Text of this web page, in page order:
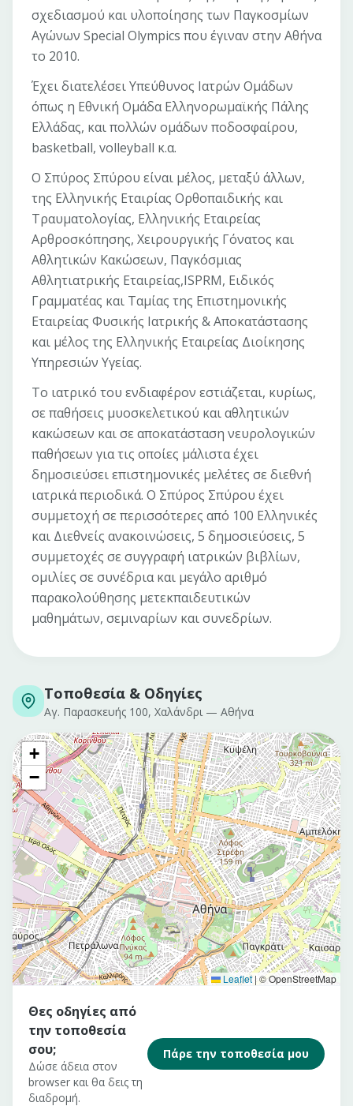
σχεδιασμού και υλοποίησης των Παγκοσμίων
Αγώνων Special Olympics που έγιναν στην Αθήνα
το 2010.
Έχει διατελέσει Υπεύθυνος Ιατρών Ομάδων
όπως η Εθνική Ομάδα Ελληνορωμαϊκής Πάλης
Ελλάδας, και πολλών ομάδων ποδοσφαίρου,
basketball, volleyball κ.α.
Ο Σπύρος Σπύρου είναι μέλος, μεταξύ άλλων,
της Ελληνικής Εταιρίας Ορθοπαιδικής και
Τραυματολογίας, Ελληνικής Εταιρείας
Αρθροσκόπησης, Χειρουργικής Γόνατος και
Αθλητικών Κακώσεων, Παγκόσμιας
Αθλητιατρικής Εταιρείας,ISPRM, Ειδικός
Γραμματέας και Ταμίας της Επιστημονικής
Εταιρείας Φυσικής Ιατρικής & Αποκατάστασης
και μέλος της Ελληνικής Εταιρείας Διοίκησης
Υπηρεσιών Υγείας.
Το ιατρικό του ενδιαφέρον εστιάζεται, κυρίως,
σε παθήσεις μυοσκελετικού και αθλητικών
κακώσεων και σε αποκατάσταση νευρολογικών
παθήσεων για τις οποίες μάλιστα έχει
δημοσιεύσει επιστημονικές μελέτες σε διεθνή
ιατρικά περιοδικά. Ο Σπύρος Σπύρου έχει
συμμετοχή σε περισσότερες από 100 Ελληνικές
και Διεθνείς ανακοινώσεις, 5 δημοσιεύσεις, 5
συμμετοχές σε συγγραφή ιατρικών βιβλίων,
ομιλίες σε συνέδρια και μεγάλο αριθμό
παρακολούθησης μετεκπαιδευτικών
μαθημάτων, σεμιναρίων και συνεδρίων.
Τοποθεσία & Οδηγίες
Αγ. Παρασκευής 100, Χαλάνδρι— Αθήνα
+
−
Leaflet |© OpenStreetMap
Θες οδηγίες από
την τοποθεσία
σου;
Δώσε άδεια στον
browser και θα δεις τη
διαδρομή.
Πάρε την τοποθεσία μου